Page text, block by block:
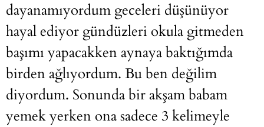
dayanamıyordum geceleri düşünüyor
hayal ediyor gündüzleri okula gitmeden
başımı yapacakken aynaya baktığımda
birden ağlıyordum. Bu ben değilim
diyordum. Sonunda bir akşam babam
yemek yerken ona sadece 3 kelimeyle